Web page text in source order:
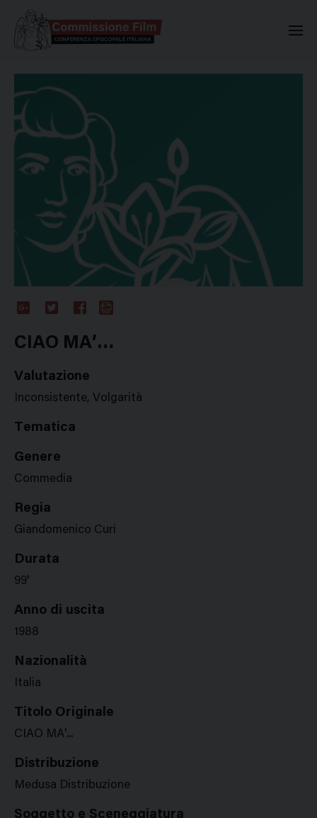
Plus
CIAO MA’…
Valutazione
Inconsistente, Volgarità
Tematica
Genere
Commedia
Regia
Giandomenico Curi
Durata
99'
Anno di uscita
1988
Nazionalità
Italia
Titolo Originale
CIAO MA'...
Distribuzione
Medusa Distribuzione
Soggetto e Sceneggiatura